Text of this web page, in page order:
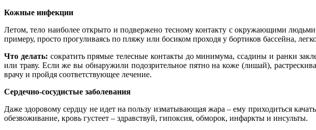
Кожные инфекции
Летом, тело наиболее открыто и подвержено тесному контакту с окружающими
примеру, просто прогуливаясь по пляжу или босиком проходя у бортиков бассейна,
Что делать: сократить прямые телесные контакты до минимума, ссадины и ранки
или траву. Если же вы обнаружили подозрительное пятно на коже (лишай),
врачу и пройдя соответствующее лечение.
Сердечно-сосудистые заболевания
Даже здоровому сердцу не идет на пользу изматывающая жара – ему приходиться
обезвоживание, кровь густеет – здравствуй, гипоксия, обморок, инфаркты и инсульты.